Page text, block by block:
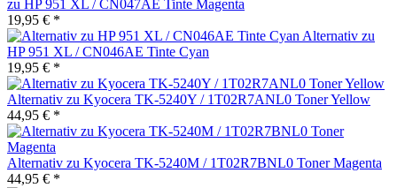
zu HP 951 XL / CN047AE Tinte Magenta
19,95 € *
Alternativ zu
HP 951 XL / CN046AE Tinte Cyan
19,95 € *
Alternativ zu Kyocera TK-5240Y / 1T02R7ANL0 Toner Yellow
44,95 € *
Alternativ zu Kyocera TK-5240M / 1T02R7BNL0 Toner Magenta
44,95 € *